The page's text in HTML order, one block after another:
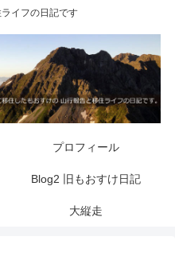
イフの日記です
プロフィール
Blog2 旧もおすけ日記
大縦走